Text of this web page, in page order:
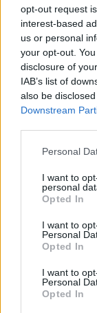
opt-out request
interest-based
us or personal
your opt-out.
disclosure of
IAB’s list of
also be
Downstream
Personal
I want to
personal
Opted In
I want to
Personal
Opted In
I want to
Personal
Opted In
8
Il
Il
7
6